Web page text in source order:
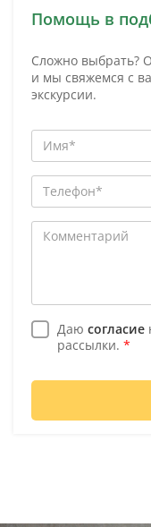
Помощь в
Сложно выбрать?
и мы свяжемся с
экскурсии.
Даю согласие
рассылки. *